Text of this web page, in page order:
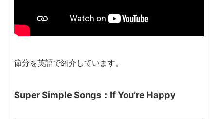
節分を英語で紹介しています。
Super Simple Songs：If You’re Happy